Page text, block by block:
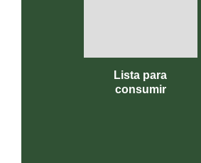
Lista para
consumir